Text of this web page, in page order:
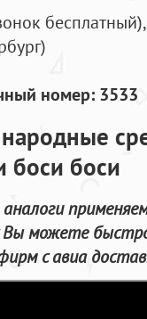
бесплатный),
номер: 3533
боси боси
аналоги
Вы можете
с авиа